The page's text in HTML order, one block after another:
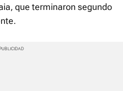
que terminaron segundo